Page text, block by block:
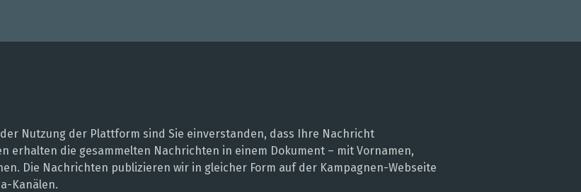
Nutzung der Plattform sind Sie einverstanden, dass Ihre Nachricht
erhalten die gesammelten Nachrichten in einem Dokument – mit Vornamen,
Die Nachrichten publizieren wir in gleicher Form auf der Kampagnen-Webseite
Kanälen.